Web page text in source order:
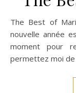
The Best of Marie-Maguelone in 2016 Commencer une
nouvelle année
moment pour
permettez moi